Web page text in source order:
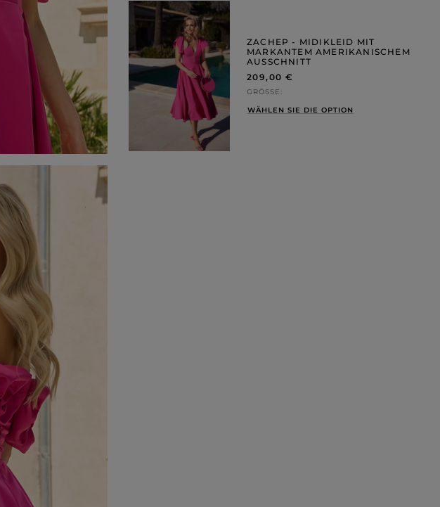
ZACHEP - MIDIKLEID MIT
MARKANTEM AMERIKANISCHEM
AUSSCHNITT
209,00 €
GRÖSSE
WÄHLEN SIE DIE OPTION